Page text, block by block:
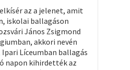
az a jelenet, amit
iskolai ballagáson
János Zsigmond
akkori nevén
Ipari Líceumban ballagás
napon kihirdették az